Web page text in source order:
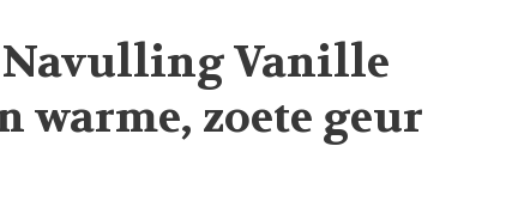
Navulling Vanille
warme, zoete geur